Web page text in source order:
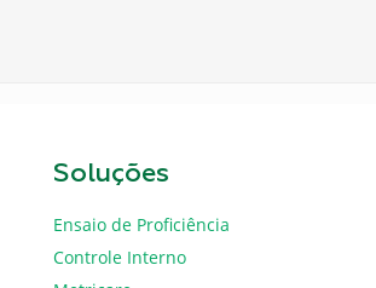
Soluções
Ensaio de Proficiência
Controle Interno